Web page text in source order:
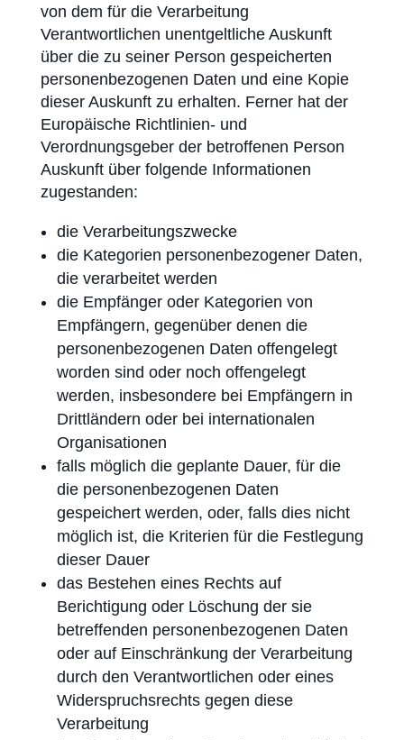
von dem für die Verarbeitung
Verantwortlichen unentgeltliche Auskunft
über die zu seiner Person gespeicherten
personen­bezogenen Daten und eine Kopie
dieser Auskunft zu erhalten. Ferner hat der
Europäische Richtlinien- und
Verordnungsgeber der betroffenen Person
Auskunft über folgende Informationen
zugestanden:
die Verarbeitungszwecke
die Kategorien personenbezogener Daten,
die verarbeitet werden
die Empfänger oder Kategorien von
Empfängern, gegenüber denen die
personen­bezogenen Daten offengelegt
worden sind oder noch offengelegt
werden, insbesondere bei Empfängern in
Drittländern oder bei internationalen
Organisationen
falls möglich die geplante Dauer, für die
die personen­bezogenen Daten
gespeichert werden, oder, falls dies nicht
möglich ist, die Kriterien für die Festlegung
dieser Dauer
das Bestehen eines Rechts auf
Berichtigung oder Löschung der sie
betreffenden personenbezogenen Daten
oder auf Einschränkung der Verarbeitung
durch den Verantwortlichen oder eines
Widerspruchs­rechts gegen diese
Verarbeitung